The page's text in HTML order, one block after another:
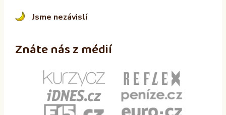
Jsme nezávislí
Znáte nás z médií